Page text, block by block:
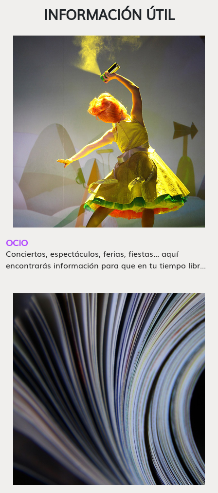
INFORMACIÓN ÚTIL
OCIO
Conciertos, espectáculos, ferias, fiestas... aquí
encontrarás información para que en tu tiempo libr...